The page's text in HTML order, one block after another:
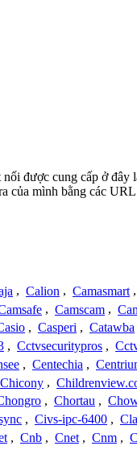
được cung cấp ở
của mình bằng các URL
, Calion , Camasmart ,
, Camscam ,
, Casperi , Catawba
, Cctvsecuritypros ,
, Centechia ,
Chicony ,
, Chortau ,
, Civs-ipc-6400 ,
, Cnb , Cnet , Cnm ,